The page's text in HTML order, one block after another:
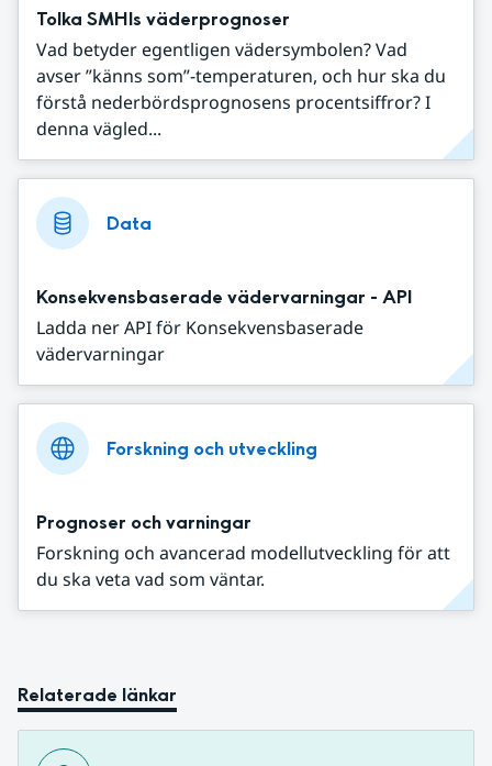
Tolka SMHIs väderprognoser
Vad betyder egentligen vädersymbolen? Vad
avser ”känns som”-temperaturen, och hur ska du
förstå nederbördsprognosens procentsiffror? I
denna vägled...
Data
Konsekvensbaserade vädervarningar - API
Ladda ner API för Konsekvensbaserade
vädervarningar
Forskning och utveckling
Prognoser och varningar
Forskning och avancerad modellutveckling för att
du ska veta vad som väntar.
Relaterade länkar